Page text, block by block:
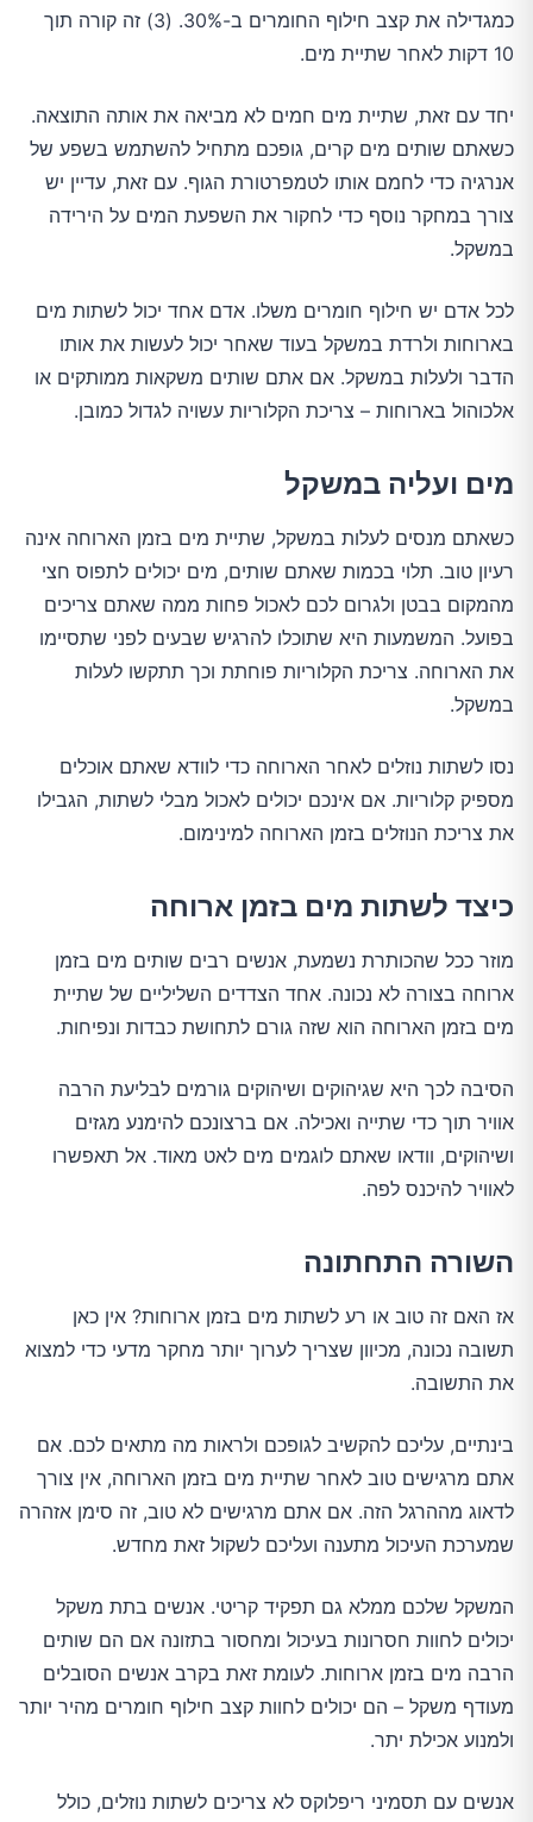
כמגדילה את קצב חילוף החומרים ב-30%. (3) זה קורה תוך
10 דקות לאחר שתיית מים.
יחד עם זאת, שתיית מים חמים לא מביאה את אותה התוצאה.
כשאתם שותים מים קרים, גופכם מתחיל להשתמש בשפע של
אנרגיה כדי לחמם אותו לטמפרטורת הגוף. עם זאת, עדיין יש
צורך במחקר נוסף כדי לחקור את השפעת המים על הירידה
במשקל.
לכל אדם יש חילוף חומרים משלו. אדם אחד יכול לשתות מים
בארוחות ולרדת במשקל בעוד שאחר יכול לעשות את אותו
הדבר ולעלות במשקל. אם אתם שותים משקאות ממותקים או
אלכוהול בארוחות – צריכת הקלוריות עשויה לגדול כמובן.
מים ועליה במשקל
כשאתם מנסים לעלות במשקל, שתיית מים בזמן הארוחה אינה
רעיון טוב. תלוי בכמות שאתם שותים, מים יכולים לתפוס חצי
מהמקום בבטן ולגרום לכם לאכול פחות ממה שאתם צריכים
בפועל. המשמעות היא שתוכלו להרגיש שבעים לפני שתסיימו
את הארוחה. צריכת הקלוריות פוחתת וכך תתקשו לעלות
במשקל.
נסו לשתות נוזלים לאחר הארוחה כדי לוודא שאתם אוכלים
מספיק קלוריות. אם אינכם יכולים לאכול מבלי לשתות, הגבילו
את צריכת הנוזלים בזמן הארוחה למינימום.
כיצד לשתות מים בזמן ארוחה
מוזר ככל שהכותרת נשמעת, אנשים רבים שותים מים בזמן
ארוחה בצורה לא נכונה. אחד הצדדים השליליים של שתיית
מים בזמן הארוחה הוא שזה גורם לתחושת כבדות ונפיחות.
הסיבה לכך היא שגיהוקים ושיהוקים גורמים לבליעת הרבה
אוויר תוך כדי שתייה ואכילה. אם ברצונכם להימנע מגזים
ושיהוקים, וודאו שאתם לוגמים מים לאט מאוד. אל תאפשרו
לאוויר להיכנס לפה.
השורה התחתונה
אז האם זה טוב או רע לשתות מים בזמן ארוחות? אין כאן
תשובה נכונה, מכיוון שצריך לערוך יותר מחקר מדעי כדי למצוא
את התשובה.
בינתיים, עליכם להקשיב לגופכם ולראות מה מתאים לכם. אם
אתם מרגישים טוב לאחר שתיית מים בזמן הארוחה, אין צורך
לדאוג מההרגל הזה. אם אתם מרגישים לא טוב, זה סימן אזהרה
שמערכת העיכול מתענה ועליכם לשקול זאת מחדש.
המשקל שלכם ממלא גם תפקיד קריטי. אנשים בתת משקל
יכולים לחוות חסרונות בעיכול ומחסור בתזונה אם הם שותים
הרבה מים בזמן ארוחות. לעומת זאת בקרב אנשים הסובלים
מעודף משקל – הם יכולים לחוות קצב חילוף חומרים מהיר יותר
ולמנוע אכילת יתר.
אנשים עם תסמיני ריפלוקס לא צריכים לשתות נוזלים, כולל